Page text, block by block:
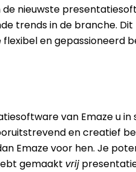
nieuwste
trends in de branche.
en gepassioneerd
van Emaze u
en creatief
Emaze voor hen. Je
gemaakt vrij